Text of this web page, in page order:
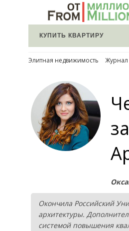
КУПИТЬ КВАРТИРУ
Элитная недвижимость Журнал
Окончила Российский
архитектуры.
системой повышения